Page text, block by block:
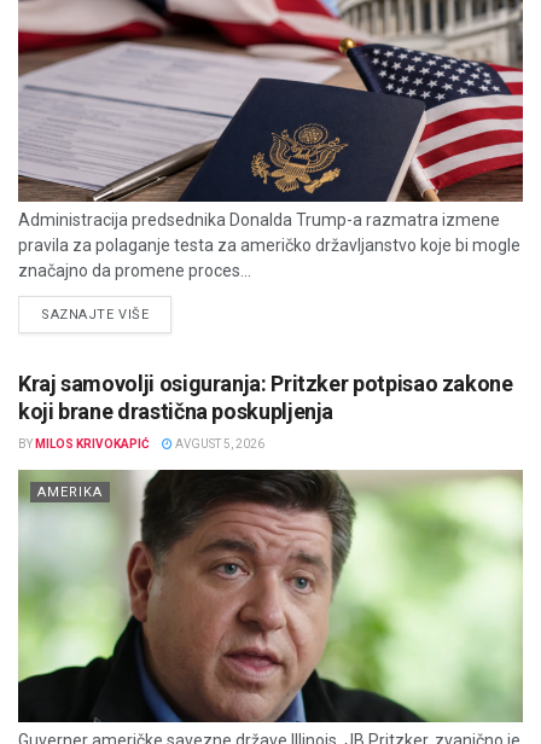
Administracija predsednika Donalda Trump-a razmatra izmene
pravila za polaganje testa za američko državljanstvo koje bi mogle
značajno da promene proces...
SAZNAJTE VIŠEDETAILS
Kraj samovolji osiguranja: Pritzker potpisao zakone
koji brane drastična poskupljenja
BY MILOS KRIVOKAPIĆ AVGUST 5, 2026
AMERIKA